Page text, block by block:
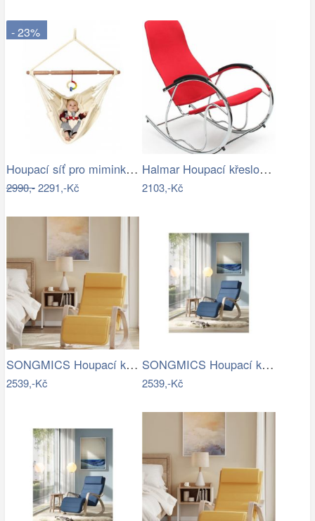
- 23%
Houpací síť pro miminka La Siesta…
2990,-2291,-Kč
Halmar Houpací křeslo Ben 2 - černé
2103,-Kč
SONGMICS Houpací křeslo polstrované…
2539,-Kč
SONGMICS Houpací křeslo polstrované…
2539,-Kč